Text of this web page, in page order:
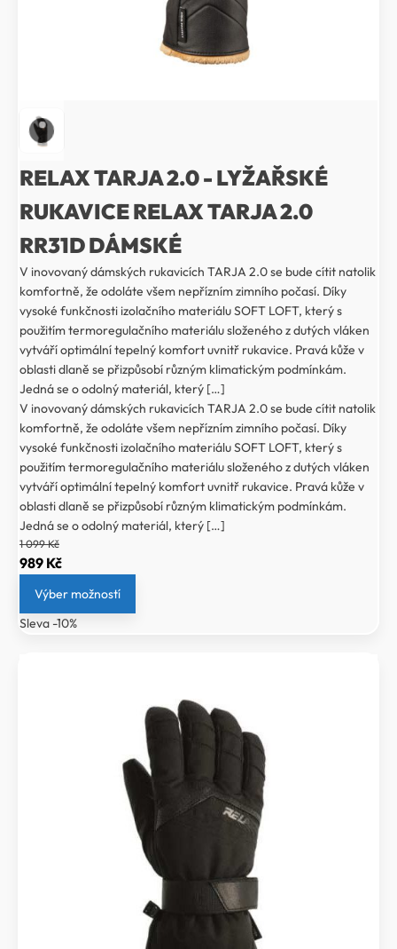
RELAX TARJA 2.0 - LYŽAŘSKÉ
RUKAVICE RELAX TARJA 2.0
RR31D DÁMSKÉ
V inovovaný dámských rukavicích TARJA 2.0 se bude cítit natolik
komfortně, že odoláte všem nepřízním zimního počasí. Díky
vysoké funkčnosti izolačního materiálu SOFT LOFT, který s
použitím termoregulačního materiálu složeného z dutých vláken
vytváří optimální tepelný komfort uvnitř rukavice. Pravá kůže v
oblasti dlaně se přizpůsobí různým klimatickým podmínkám.
Jedná se o odolný materiál, který […]
V inovovaný dámských rukavicích TARJA 2.0 se bude cítit natolik
komfortně, že odoláte všem nepřízním zimního počasí. Díky
vysoké funkčnosti izolačního materiálu SOFT LOFT, který s
použitím termoregulačního materiálu složeného z dutých vláken
vytváří optimální tepelný komfort uvnitř rukavice. Pravá kůže v
oblasti dlaně se přizpůsobí různým klimatickým podmínkám.
Jedná se o odolný materiál, který […]
1 099Kč
Původní
cena
byla:
1
989 KčAktuální
cena
989 Kč.
Výber možností
Sleva -10%